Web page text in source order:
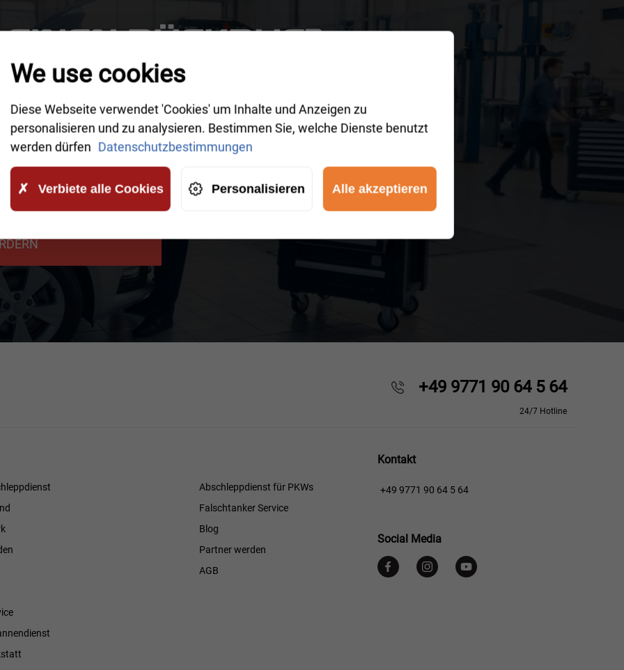
RÜCKRUF?
unserer kompetenten Mitarbeiter wird sich bald
schnell und zuverlässig zu klären.
dass Ihre Daten an
gelesen haben.
+49 9771 90 64 5 64
24/7 Hotline
Abschleppdienst für PKWs
Falschtanker Service
Blog
Partner werden
AGB
Kontakt
+49 9771 90 64 5 64
Social Media
We use cookies
Diese Webseite verwendet 'Cookies' um Inhalte und Anzeigen zu
personalisieren und zu analysieren. Bestimmen Sie, welche Dienste benutzt
werden dürfen Datenschutzbestimmungen
Verbiete alle Cookies Personalisieren Alle akzeptieren